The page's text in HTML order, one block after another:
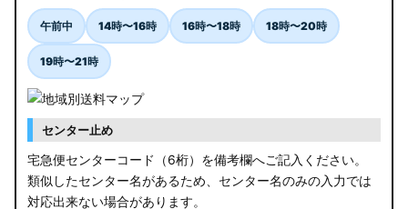
午前中 14時〜16時 16時〜18時 18時〜20時
19時〜21時
センター止め
宅急便センターコード（6桁）を備考欄へご記入ください。
類似したセンター名があるため、センター名のみの入力では
対応出来ない場合があります。